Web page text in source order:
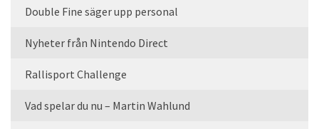
Double Fine säger upp personal
Nyheter från Nintendo Direct
Rallisport Challenge
Vad spelar du nu – Martin Wahlund